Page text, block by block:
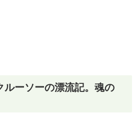
ルーソーの漂流記。魂の